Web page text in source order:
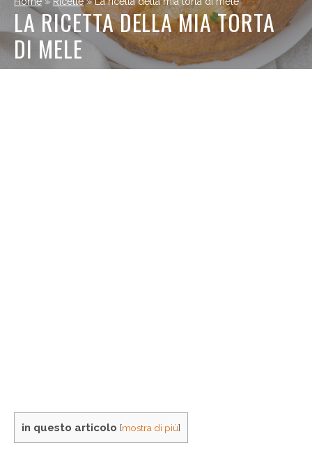
LA RICETTA DELLA MIA TORTA
DI MELE
in questo articolo [mostra di più]